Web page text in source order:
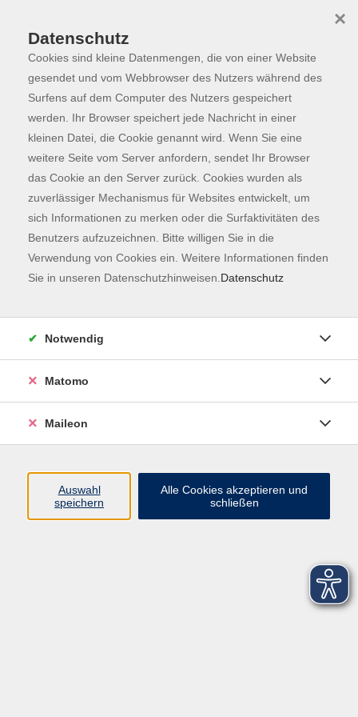
Skip to main content
Programm
Der Kurs konnte nicht gefunden werden.
Kontaktformular
Impressum
AGB
Datenschutzerklärung
Datenschutz
Cookies sind kleine Datenmengen, die von einer Website
gesendet und vom Webbrowser des Nutzers während des
Surfens auf dem Computer des Nutzers gespeichert
werden. Ihr Browser speichert jede Nachricht in einer
kleinen Datei, die Cookie genannt wird. Wenn Sie eine
weitere Seite vom Server anfordern, sendet Ihr Browser
das Cookie an den Server zurück. Cookies wurden als
zuverlässiger Mechanismus für Websites entwickelt, um
sich Informationen zu merken oder die Surfaktivitäten des
Benutzers aufzuzeichnen. Bitte willigen Sie in die
Verwendung von Cookies ein. Weitere Informationen finden
Sie in unseren Datenschutzhinweisen. Datenschutz
×
Notwendig
Matomo
Maileon
Auswahl
speichern
Alle Cookies akzeptieren und
schließen